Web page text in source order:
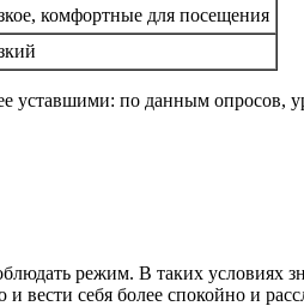
комфортные для посещения
уставшими: по данным опросов,
режим. В таких условиях
вести себя более спокойно и